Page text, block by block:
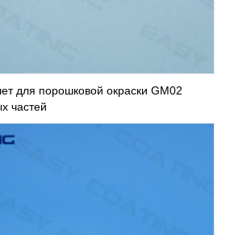
для порошковой окраски GM02
частей